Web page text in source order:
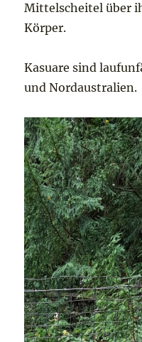
Mittelscheitel über
Körper.
Kasuare sind
und Nordaustralien.